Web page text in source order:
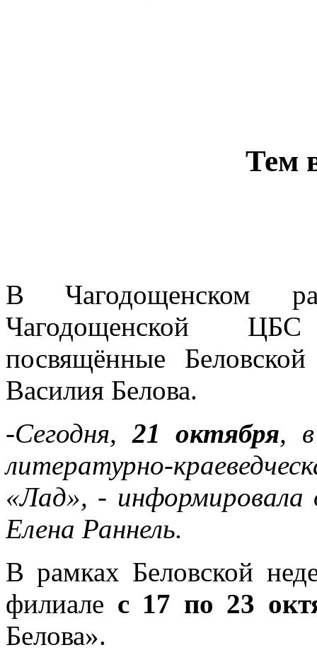
Тем
В Чагодощенском
Чагодощенской
посвящённые
Василия Белова.
-Сегодня,21 октября,
литературно-
«Лад», -
Елена Раннель.
В рамках Беловской
филиале с 17 по 23
Белова».